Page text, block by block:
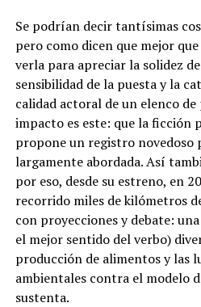
Se podrían decir tantísimas
pero como dicen que mejor
verla para apreciar la solidez
sensibilidad de la puesta y la
calidad actoral de un elenco
impacto es este: que la ficción
propone un registro novedoso
largamente abordada. Así
por eso, desde su estreno, en
recorrido miles de kilómetros
con proyecciones y debate:
el mejor sentido del verbo)
producción de alimentos y las
ambientales contra el modelo
sustenta.